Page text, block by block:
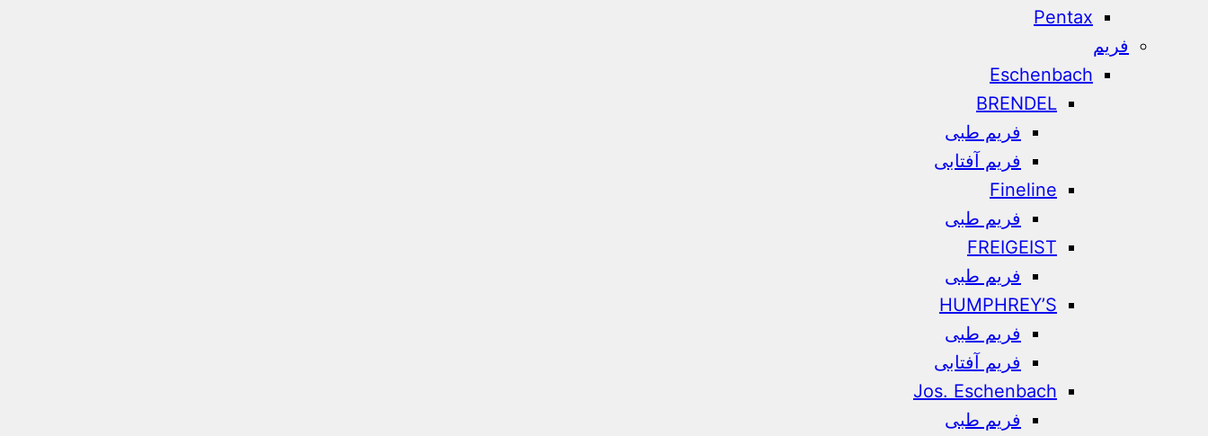
Pentax
فریم
Eschenbach
BRENDEL
فریم طبی
فریم آفتابی
Fineline
فریم طبی
FREIGEIST
فریم طبی
HUMPHREY’S
فریم طبی
فریم آفتابی
Jos. Eschenbach
فریم طبی